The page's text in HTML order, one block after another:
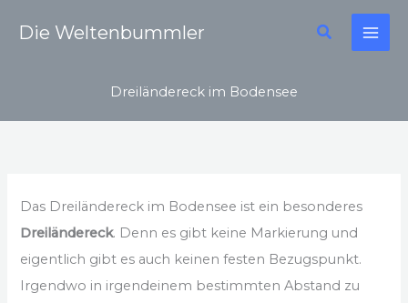
InhaltDie Weltenbummler Suchen
Dreiländereck im Bodensee
Das Dreiländereck im Bodensee ist ein besonderes
Dreiländereck. Denn es gibt keine Markierung und
eigentlich gibt es auch keinen festen Bezugspunkt.
Irgendwo in irgendeinem bestimmten Abstand zu